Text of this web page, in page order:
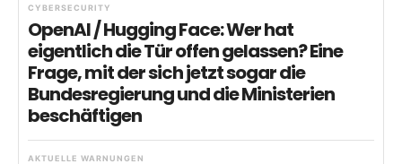
CYBERSECURITY
OpenAI / Hugging Face: Wer hat
eigentlich die Tür offen gelassen? Eine
Frage, mit der sich jetzt sogar die
Bundesregierung und die Ministerien
beschäftigen
AKTUELLE WARNUNGEN